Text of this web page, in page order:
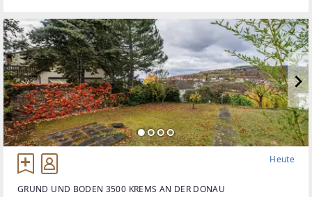
Heute
GRUND UND BODEN 3500 KREMS AN DER DONAU